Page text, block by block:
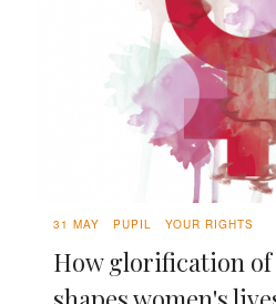
31 MAY PUPIL YOUR RIGHTS
How glorification